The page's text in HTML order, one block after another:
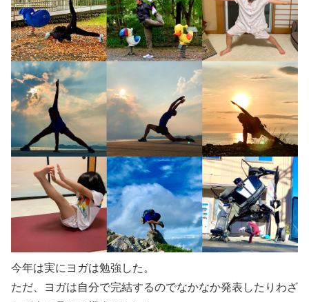
今年は実にヨガは勉強した。
ただ、ヨガは自分で完結するのでなかなか発表したりわざ